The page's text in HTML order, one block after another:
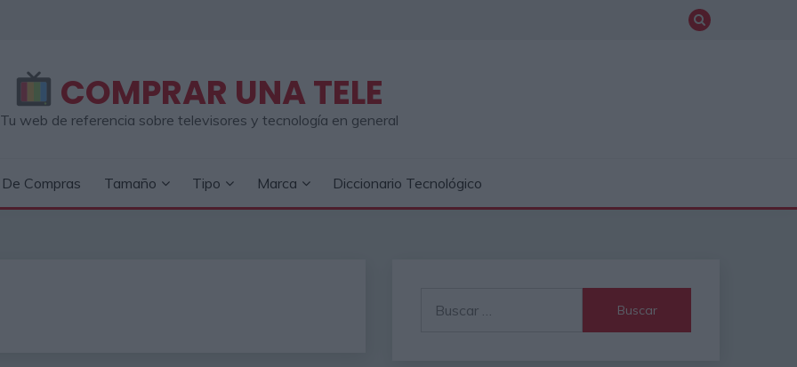
COMPRAR UNA TELE
Tu web de referencia sobre televisores y tecnología en general
De Compras Tamaño Tipo Marca Diccionario Tecnológico